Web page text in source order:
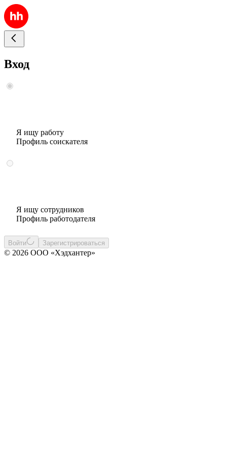
Вход
Я ищу работу
Профиль соискателя
Я ищу сотрудников
Профиль работодателя
Войти Зарегистрироваться
© 2026 ООО «Хэдхантер»